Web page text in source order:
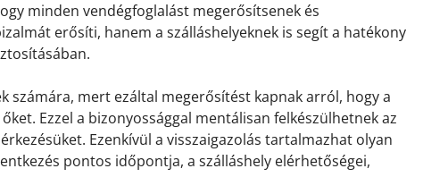
minden vendégfoglalást megerősítsenek és
erősíti, hanem a szálláshelyeknek is segít a hatékony
számára, mert ezáltal megerősítést kapnak arról, hogy a
Ezzel a bizonyossággal mentálisan felkészülhetnek az
Ezenkívül a visszaigazolás tartalmazhat olyan
pontos időpontja, a szálláshely elérhetőségei,